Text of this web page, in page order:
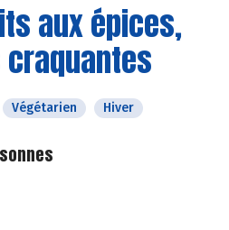
aux épices,
Végétarien Hiver